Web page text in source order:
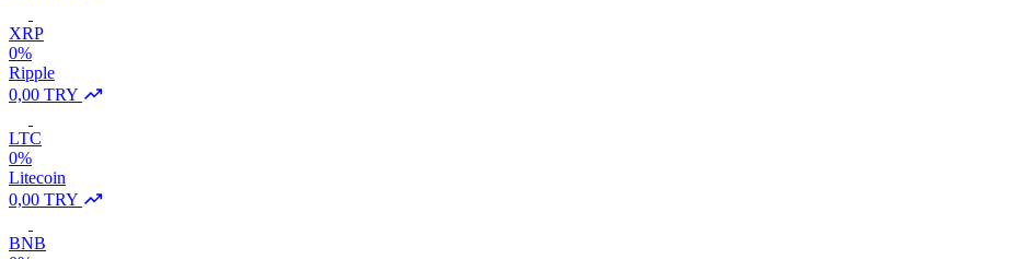
XRP
0%
Ripple
0,00 TRY
LTC
0%
Litecoin
0,00 TRY
BNB